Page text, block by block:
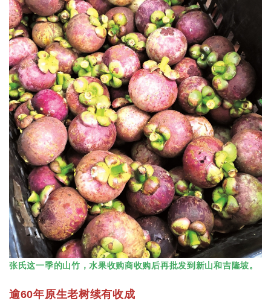
张氏这一季的山竹，水果收购商收购后再批发到新山和吉隆坡。
逾60年原生老树续有收成